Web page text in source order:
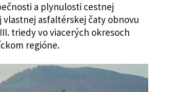
a plynulosti cestnej
asfaltérskej čaty obnovu
triedy vo viacerých okresoch
regióne.